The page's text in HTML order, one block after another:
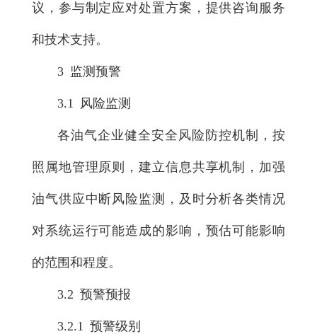
议，参与制定应对处置方案，提供咨询服务
和技术支持。
3 监测预警
3.1 风险监测
各油气企业健全安全风险防控机制，按
照属地管理原则，建立信息共享机制，加强
油气供应中断风险监测，及时分析各类情况
对系统运行可能造成的影响，预估可能影响
的范围和程度。
3.2 预警预报
3.2.1 预警级别